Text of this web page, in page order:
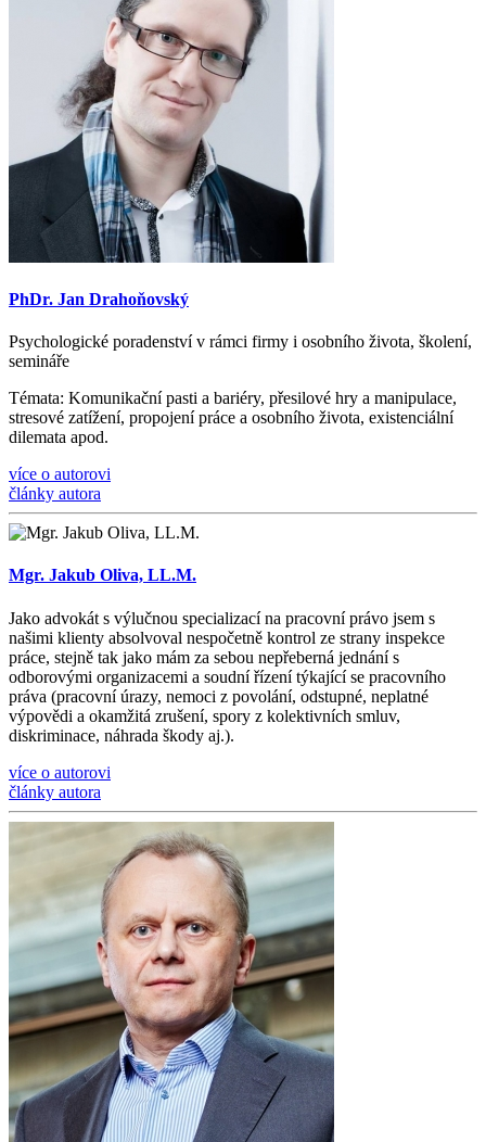
PhDr. Jan Drahoňovský
Psychologické poradenství v rámci firmy i osobního života, školení,
semináře
Témata: Komunikačnípasti a bariéry, přesilové hry a manipulace,
stresové zatížení, propojenípráce a osobního života, existenciální
dilemata apod.
více o autorovi
články autora
Mgr. Jakub Oliva, LL.M.
Jako advokát s výlučnou specializací na pracovní právo jsem s
našimi klienty absolvoval nespočetně kontrol ze strany inspekce
práce, stejně tak jako mám za sebou nepřeberná jednání s
odborovými organizacemi a soudní řízení týkající se pracovního
práva (pracovní úrazy, nemoci z povolání, odstupné, neplatné
výpovědi a okamžitá zrušení, spory z kolektivních smluv,
diskriminace, náhrada škody aj.).
více o autorovi
články autora